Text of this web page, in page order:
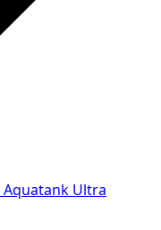
Aquatank Ultra